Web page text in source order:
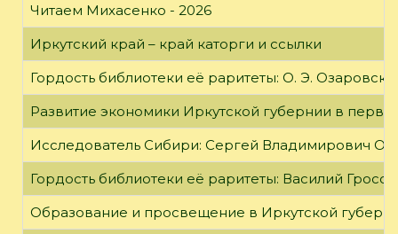
Читаем Михасенко - 2026
Иркутский край – край каторги и ссылки
Гордость библиотеки её раритеты: О. Э.
Развитие экономики Иркутской губернии в
Исследователь Сибири: Сергей Владимирович
Гордость библиотеки её раритеты: Василий
Образование и просвещение в Иркутской